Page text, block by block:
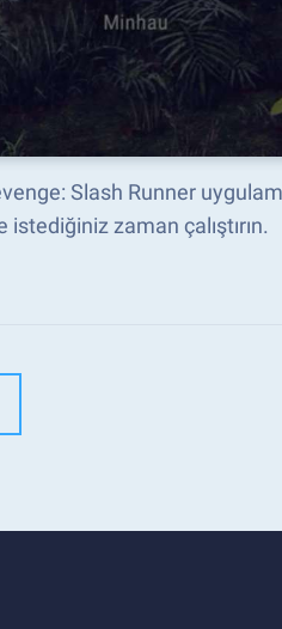
Slash Runner
zaman çalıştırın.